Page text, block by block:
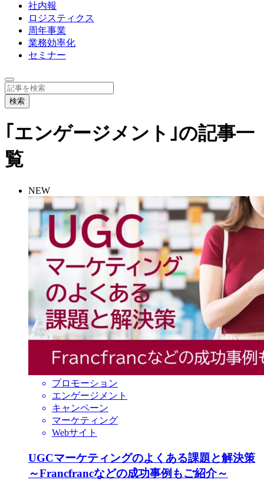
社内報
ロジスティクス
周年事業
業務効率化
セミナー
｢エンゲージメント｣の記事一
覧
NEW
プロモーション
エンゲージメント
キャンペーン
マーケティング
Webサイト
UGCマーケティングのよくある課題と解決策
～Francfrancなどの成功事例もご紹介～